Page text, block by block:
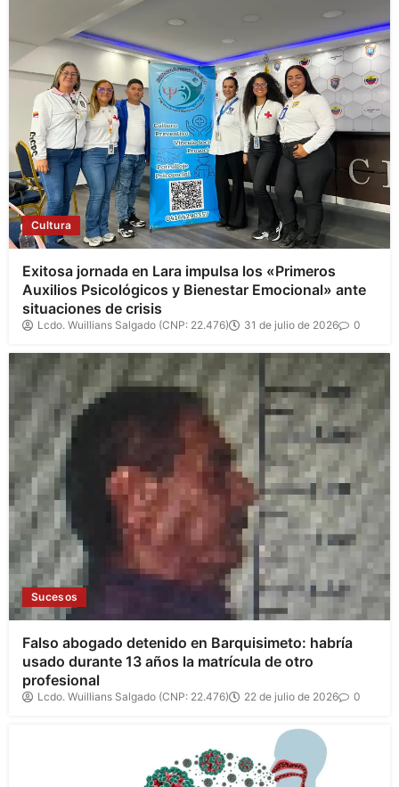
Cultura
Exitosa jornada en Lara impulsa los «Primeros
Auxilios Psicológicos y Bienestar Emocional» ante
situaciones de crisis
Lcdo. Wuillians Salgado (CNP: 22.476) 31 de julio de 2026 0
Sucesos
Falso abogado detenido en Barquisimeto: habría
usado durante 13 años la matrícula de otro
profesional
Lcdo. Wuillians Salgado (CNP: 22.476) 22 de julio de 2026 0